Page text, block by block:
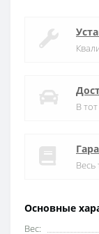
Основные
Вес:
В